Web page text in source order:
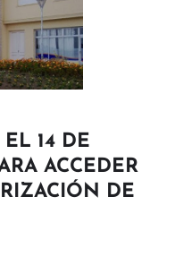
14 DE
ACCEDER
DE